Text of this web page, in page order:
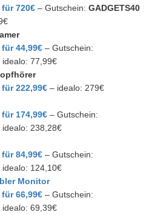
720€ – Gutschein: GADGETS40
44,99€ – Gutschein:
idealo: 77,99€
222,99€ – idealo: 279€
174,99€ – Gutschein:
idealo: 238,28€
84,99€ – Gutschein:
idealo: 124,10€
Monitor
66,99€ – Gutschein:
idealo: 69,39€